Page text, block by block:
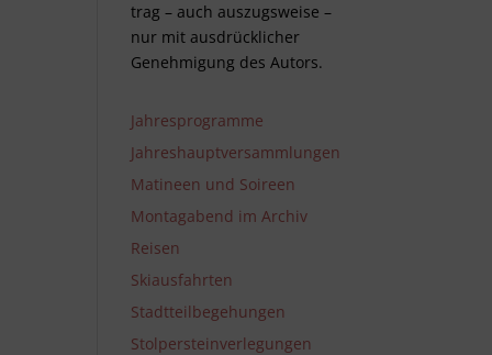
trag – auch aus­zugs­weise –
nur mit aus­drück­lich­er
Genehm­ig­ung des Autors.
Jahresprogramme
Jahreshauptversammlungen
Matineen und Soireen
Montagabend im Archiv
Reisen
Skiausfahrten
Stadtteilbegehungen
Stolpersteinverlegungen